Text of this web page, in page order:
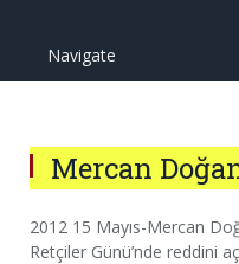
Navigate
Mercan
2012 15 Mayıs-Mercan
Retçiler Günü’nde reddini